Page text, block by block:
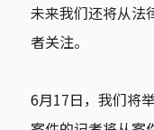
未来我们还将从法
者关注。
6月17日，我们将